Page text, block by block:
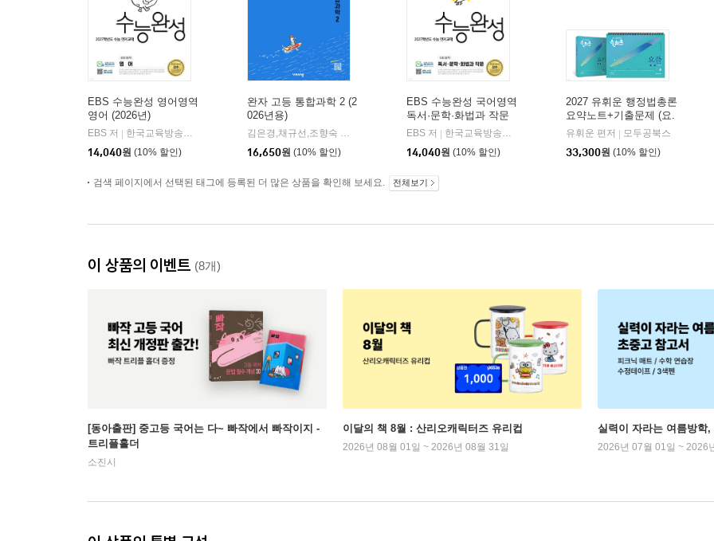
EBS 수능완성 영어영역
영어 (2026년)
EBS 저
한국교육방송공사
14,040원 (10% 할인)
완자 고등 통합과학 2 (2
026년용)
김은경,채규선,조향숙 등저
16,650원 (10% 할인)
EBS 수능완성 국어영역
독서·문학·화법과 작문
(2026년)
EBS 저
한국교육방송공사
14,040원 (10% 할인)
2027 유휘운 행정법총론
요약노트+기출문제 (요.
플.)
유휘운 편저
모두공북스
33,300원 (10% 할인)
검색 페이지에서 선택된 태그에 등록된 더 많은 상품을 확인해 보세요. 전체보기
이 상품의 이벤트 (8개)
[동아출판] 중고등 국어는 다~ 빠작에서 빠작이지 -
트리플홀더
소진시
이달의 책 8월 : 산리오캐릭터즈 유리컵
2026년 08월 01일 ~ 2026년 08월 31일
실력이 자라는 여름방학
2026년 07월 01일 ~ 2026